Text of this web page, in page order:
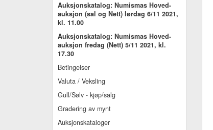
Auksjonskatalog: Numismas Hoved-
auksjon (sal og Nett) lørdag 6/11 2021,
kl. 11.00
Auksjonskatalog: Numismas Hoved-
auksjon fredag (Nett) 5/11 2021, kl.
17.30
Betingelser
Valuta / Veksling
Gull/Sølv - kjøp/salg
Gradering av mynt
Auksjonskataloger